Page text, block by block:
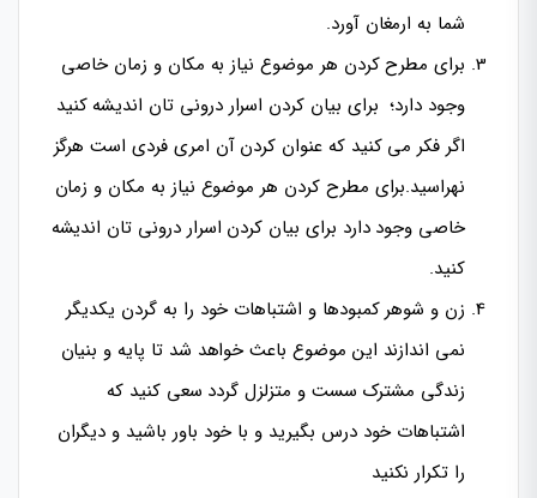
شما به ارمغان آورد.
برای مطرح کردن هر موضوع نیاز به مکان و زمان خاصی
وجود دارد؛ برای بیان کردن اسرار درونی تان اندیشه کنید
اگر فکر می کنید که عنوان کردن آن امری فردی است هرگز
نهراسید.برای مطرح کردن هر موضوع نیاز به مکان و زمان
خاصی وجود دارد برای بیان کردن اسرار درونی تان اندیشه
کنید.
زن و شوهر کمبودها و اشتباهات خود را به گردن یکدیگر
نمی اندازند این موضوع باعث خواهد شد تا پایه و بنیان
زندگی مشترک سست و متزلزل گردد سعی کنید که
اشتباهات خود درس بگیرید و با خود باور باشید و دیگران
را تکرار نکنید